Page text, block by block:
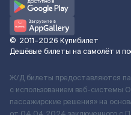
© 2011–2026 Купибилет
Дешёвые билеты на самолёт и
Ж/Д билеты предоставляются
с использованием веб-
пассажирские решения» на